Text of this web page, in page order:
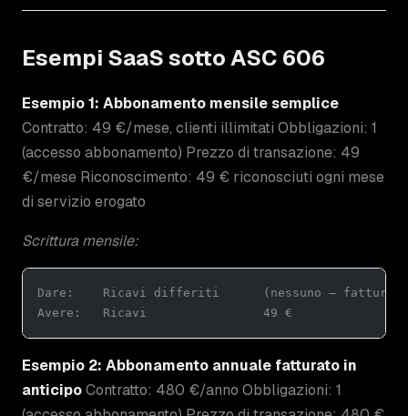
Esempi SaaS sotto ASC 606
Esempio 1: Abbonamento mensile semplice
Contratto: 49 €/mese, clienti illimitati Obbligazioni: 1
(accesso abbonamento) Prezzo di transazione: 49
€/mese Riconoscimento: 49 € riconosciuti ogni mese
di servizio erogato
Scrittura mensile:
Dare:    Ricavi differiti      (nessuno —
Avere:   Ricavi                49 €
Esempio 2: Abbonamento annuale fatturato in
anticipoContratto: 480 €/anno Obbligazioni: 1